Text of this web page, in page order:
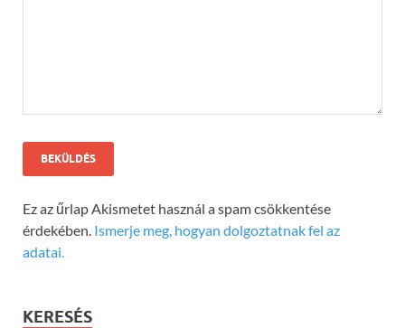
Ez az űrlap Akismetet használ a spam csökkentése
érdekében. Ismerje meg, hogyan dolgoztatnak fel az
adatai.
KERESÉS